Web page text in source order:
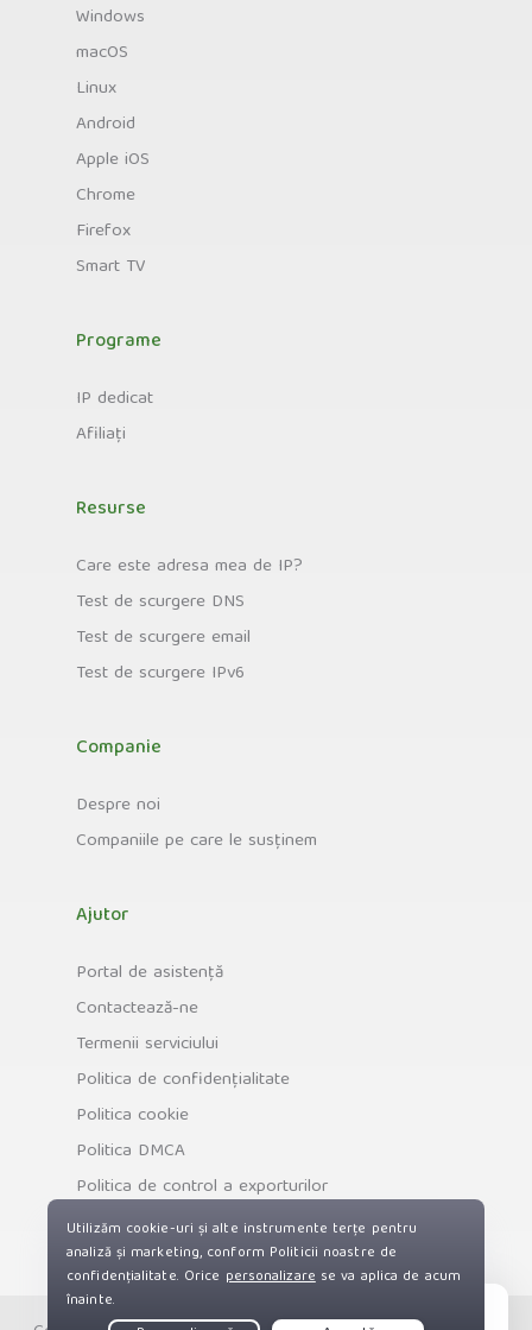
Windows
macOS
Linux
Android
Apple iOS
Chrome
Firefox
Smart TV
Programe
IP dedicat
Afiliați
Resurse
Care este adresa mea de IP?
Test de scurgere DNS
Test de scurgere email
Test de scurgere IPv6
Companie
Despre noi
Companiile pe care le susținem
Ajutor
Portal de asistență
Contactează-ne
Termenii serviciului
Politica de confidențialitate
Politica cookie
Politica DMCA
Politica de control a exporturilor